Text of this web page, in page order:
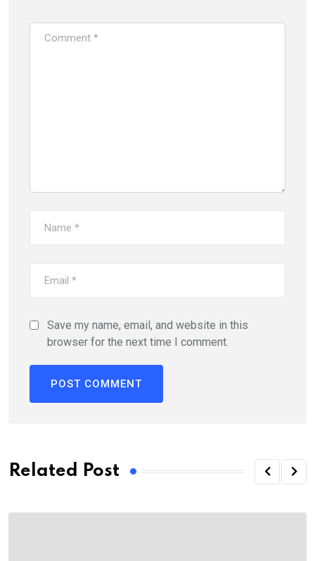
Save my name, email, and website in this
browser for the next time I comment.
Related Post